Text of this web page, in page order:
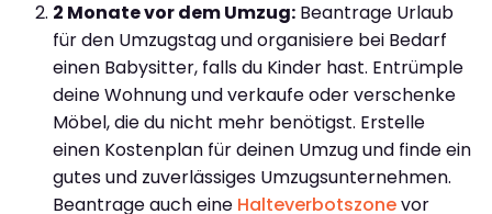
2 Monate vor dem Umzug: Beantrage Urlaub
für den Umzugstag und organisiere bei Bedarf
einen Babysitter, falls du Kinder hast. Entrümple
deine Wohnung und verkaufe oder verschenke
Möbel, die du nicht mehr benötigst. Erstelle
einen Kostenplan für deinen Umzug und finde ein
gutes und zuverlässiges Umzugsunternehmen.
Beantrage auch eine Halteverbotszonevor